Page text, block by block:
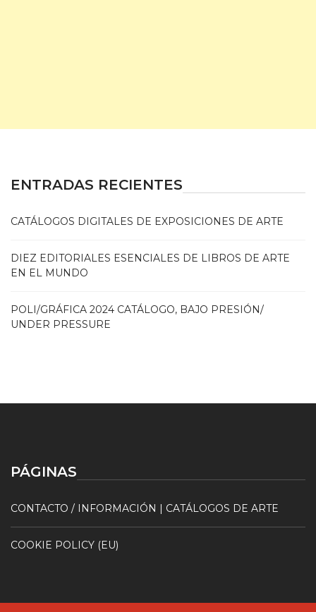
ENTRADAS RECIENTES
CATÁLOGOS DIGITALES DE EXPOSICIONES DE ARTE
DIEZ EDITORIALES ESENCIALES DE LIBROS DE ARTE
EN EL MUNDO
POLI/GRÁFICA 2024 CATÁLOGO, BAJO PRESIÓN/
UNDER PRESSURE
PÁGINAS
CONTACTO / INFORMACIÓN | CATÁLOGOS DE ARTE
COOKIE POLICY (EU)